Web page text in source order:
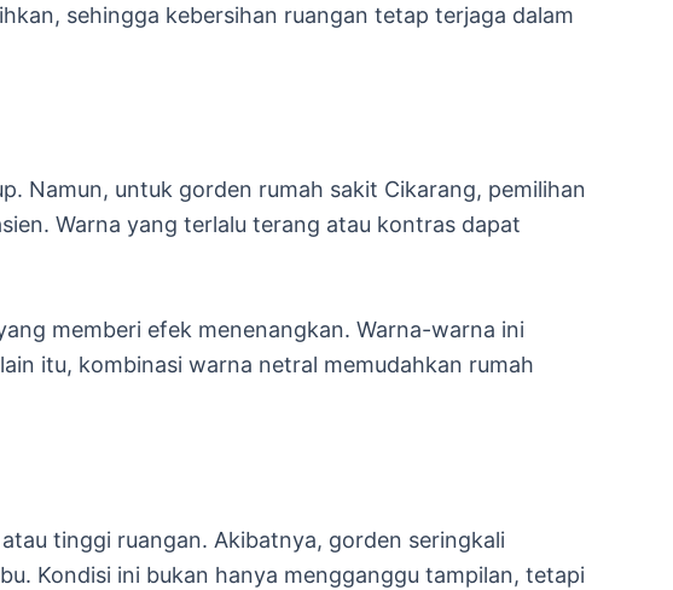
sehingga kebersihan ruangan tetap terjaga dalam
Namun, untuk gorden rumah sakit Cikarang, pemilihan
Warna yang terlalu terang atau kontras dapat
memberi efek menenangkan. Warna-warna ini
itu, kombinasi warna netral memudahkan rumah
tinggi ruangan. Akibatnya, gorden seringkali
Kondisi ini bukan hanya mengganggu tampilan, tetapi